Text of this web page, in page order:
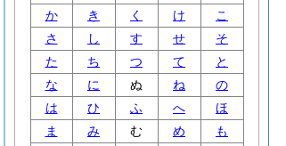
か
き く け
こ
さ
し す せ
そ
た
ち つ て
と
な
に ぬ ね
の
は
ひ ふ へ
ほ
ま
み む め
も